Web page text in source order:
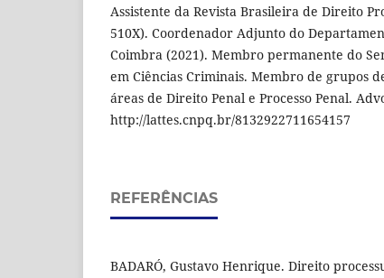
Assistente da Revista Brasileira de Direito
510X). Coordenador Adjunto do
Coimbra (2021). Membro permanente do
em Ciências Criminais. Membro de grupos
áreas de Direito Penal e Processo Penal.
http://lattes.cnpq.br/8132922711654157
REFERÊNCIAS
BADARÓ, Gustavo Henrique. Direito